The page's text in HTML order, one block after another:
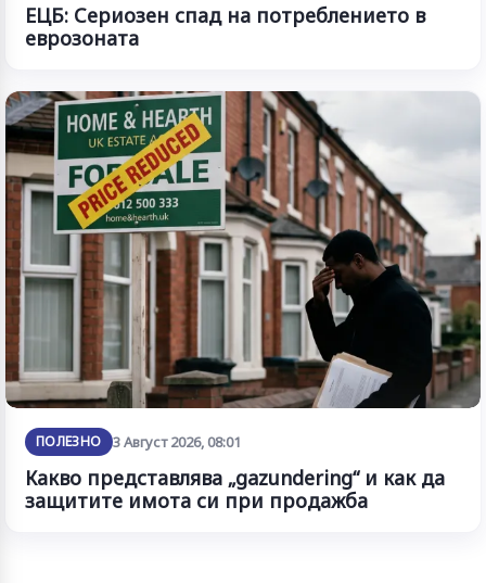
ЕЦБ: Сериозен спад на потреблението в
еврозоната
ПОЛЕЗНО 3 Август 2026, 08:01
Какво представлява „gazundering“ и как да
защитите имота си при продажба